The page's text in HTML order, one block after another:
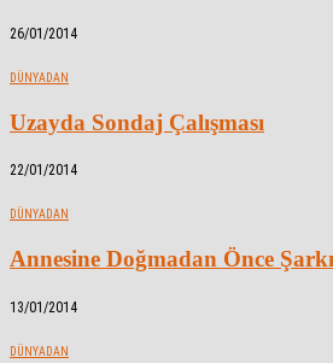
26/01/2014
DÜNYADAN
Uzayda Sondaj Çalışması
22/01/2014
DÜNYADAN
Annesine Doğmadan Önce
13/01/2014
DÜNYADAN